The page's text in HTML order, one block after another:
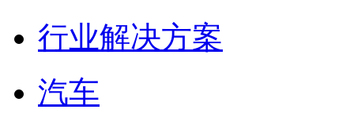
行业解决方案
汽车